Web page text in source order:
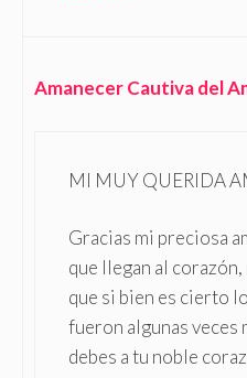
Amanecer Cautiva del
MI MUY QUERIDA
Gracias mi preciosa
que llegan al
que si bien es cierto
fueron algunas veces
debes a tu noble